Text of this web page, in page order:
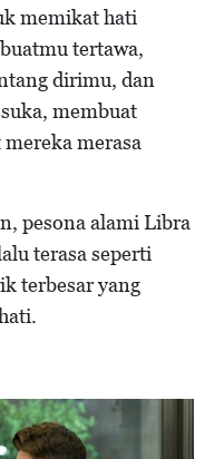
memikat hati
tertawa,
dirimu, dan
membuat
merasa
pesona alami Libra
terasa seperti
terbesar yang